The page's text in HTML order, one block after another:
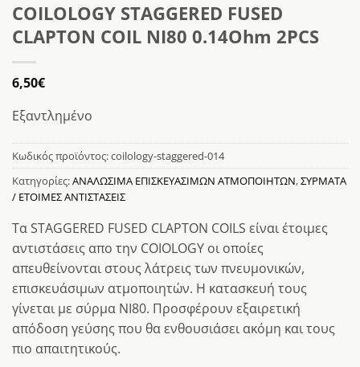
COILOLOGY STAGGERED FUSED
CLAPTON COIL NI80 0.14Ohm 2PCS
6,50€
Εξαντλημένο
Κωδικός προϊόντος:coilology-staggered-014
Κατηγορίες:ΑΝΑΛΩΣΙΜΑ ΕΠΙΣΚΕΥΑΣΙΜΩΝ ΑΤΜΟΠΟΙΗΤΩΝ,ΣΥΡΜΑΤΑ
/ ΕΤΟΙΜΕΣ ΑΝΤΙΣΤΑΣΕΙΣ
Τα STΑGGERED FUSED CLAPTON COILS είναι έτοιμες
αντιστάσεις απο την COIOLOGY οι οποίες
απευθείνονται στους λάτρεις των πνευμονικών,
επισκευάσιμων ατμοποιητών. Η κατασκευή τους
γίνεται με σύρμα ΝΙ80. Προσφέρουν εξαιρετική
απόδοση γεύσης που θα ενθουσιάσει ακόμη και τους
πιο απαιτητικούς.